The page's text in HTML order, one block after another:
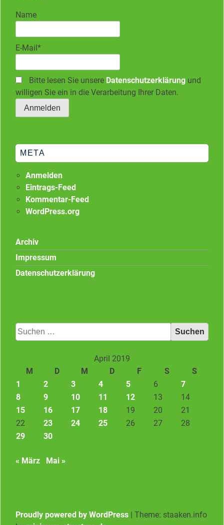
Name
E-Mail*
Bitte lesen Sie unsere Datenschutzerklärung und
willigen Sie ein in die Verarbeitung Ihrer Daten.
META
Anmelden
Eintrags-Feed
Kommentar-Feed
WordPress.org
Archiv
Impressum
Datenschutzerklärung
Suchen
nach:
April 2019
M
D M D F S
S
1
2 3 4 5 6
7
8
9 10 11 12 13
14
15
16 17 18 19 20
21
22
23 24 25 26 27
28
29
30
« März Mai »
Proudly powered by WordPress | Theme: staaken.info